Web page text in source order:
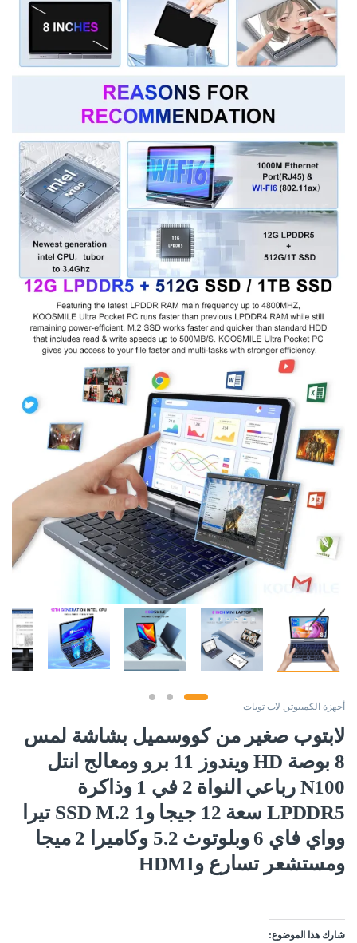
أجهزة الكمبيوتر , لاب توبات
لابتوب صغير من كووسميل بشاشة لمس
8 بوصة HD ويندوز 11 برو ومعالج انتل
N100 رباعي النواة 2 في 1 وذاكرة
LPDDR5 سعة 12 جيجا وSSD M.2 1 تيرا
وواي فاي 6 وبلوتوث 5.2 وكاميرا 2 ميجا
ومستشعر تسارع وHDMI
شارك هذا الموضوع: